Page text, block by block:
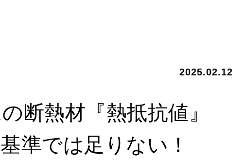
2025.02.12
断熱材『熱抵抗値』
準では足りない！